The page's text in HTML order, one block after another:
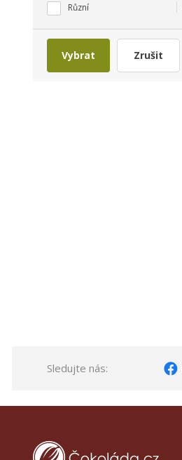
Různí
Vybrat Zrušit
Sledujte nás: